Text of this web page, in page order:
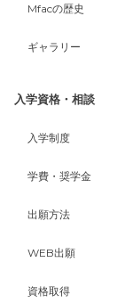
Mfacの歴史
ギャラリー
入学資格・相談
入学制度
学費・奨学金
出願方法
WEB出願
資格取得